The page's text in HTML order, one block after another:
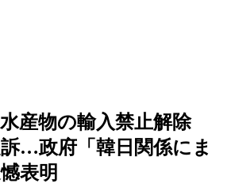
産物の輸入禁止解除
…政府「韓日関係にま
表明